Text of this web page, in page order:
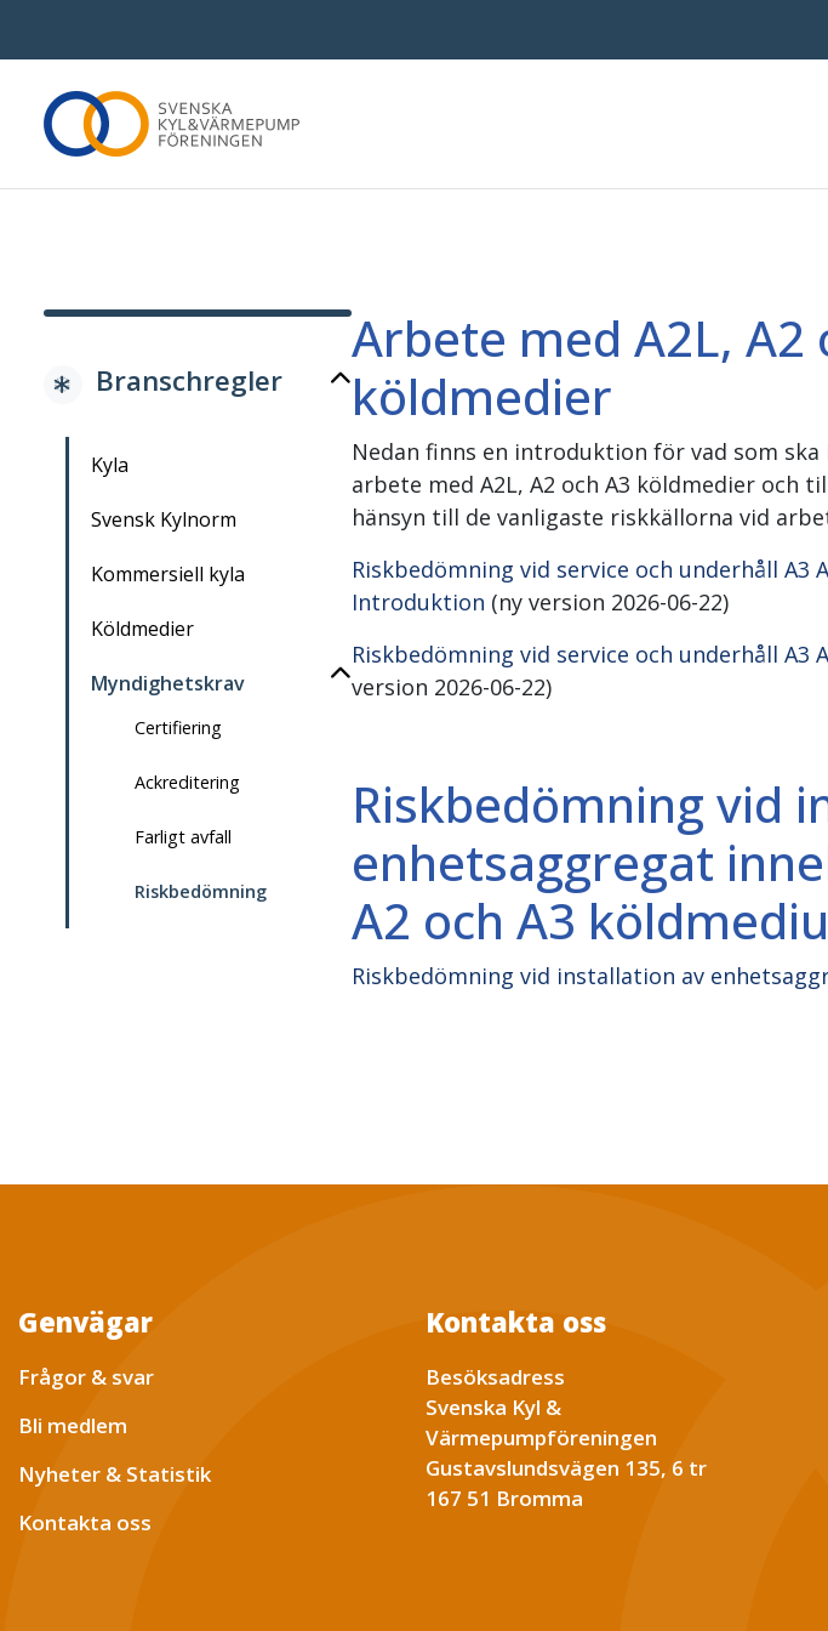
Om SKVP
FAQ
Press
Medlem
Våra medlemmar
Nyheter &
Statistik
Branschregler
Kyla
Svensk Kylnorm
Kommersiell kyla
Köldmedier
Myndighetskrav
Certifiering
Ackreditering
Farligt avfall
Riskbedömning
Arbete med A2L, A2
köldmedier
Nedan finns en introduktion för vad som
arbete med A2L, A2 och A3 köldmedier och
hänsyn till de vanligaste riskkällorna vid
Riskbedömning vid service och underhåll A3
Introduktion (ny version 2026-06-22)
Riskbedömning vid service och underhåll A3
version 2026-06-22)
Riskbedömning vid
enhetsaggregat
A2 och A3
Riskbedömning vid installation av
Genvägar
Frågor & svar
Bli medlem
Nyheter & Statistik
Kontakta oss
Kontakta oss
Besöksadress
Svenska Kyl &
Värmepumpföreningen
Gustavslundsvägen 135, 6 tr
167 51 Bromma